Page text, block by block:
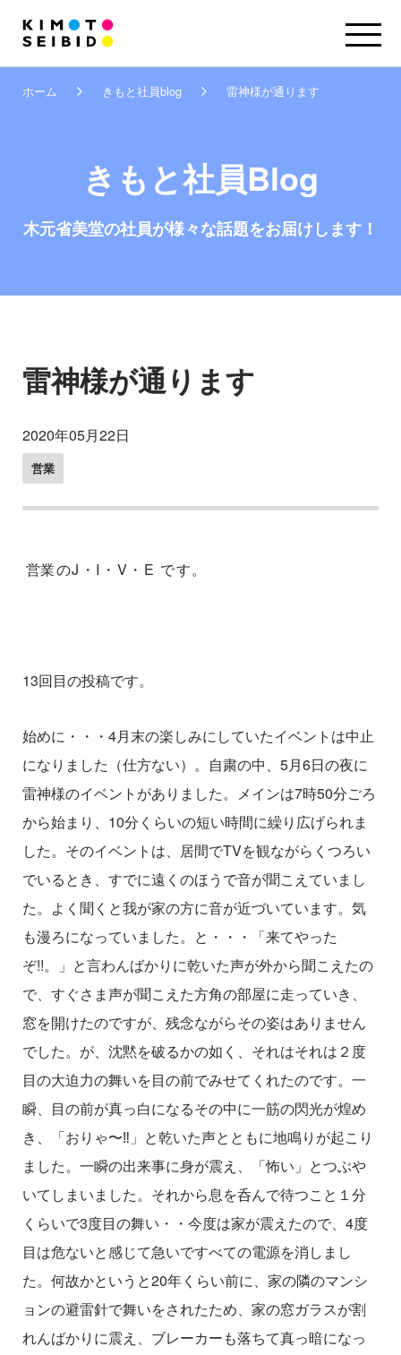
ホーム きもと社員blog 雷神様が通ります
きもと社員Blog
木元省美堂の社員が様々な話題をお届けします！
雷神様が通ります
2020年05月22日
営業
営業のJ ・ I ・ V ・ E です。
13回目の投稿です。
始めに・・・ 4月末の楽しみにしていたイベントは中止
になりました（仕方ない）。自粛の中、 5月6日の夜に
雷神様のイベントがありました。メインは7時50分ごろ
から始まり、 10分くらいの短い時間に繰り広げられま
した。そのイベントは、居間でTVを観ながらくつろい
でいるとき、すでに遠くのほうで音が聞こえていまし
た。よく聞くと我が家の方に音が近づいています。気
も漫ろになっていました。と・・・「来てやった
ぞ!!。」と言わんばかりに乾いた声が外から聞こえたの
で、すぐさま声が聞こえた方角の部屋に走っていき、
窓を開けたのですが、残念ながらその姿はありません
でした。が、沈黙を破るかの如く、それはそれは２度
目の大迫力の舞いを目の前でみせてくれたのです。一
瞬、目の前が真っ白になるその中に一筋の閃光が煌め
き、「おりゃ〜‼」と乾いた声とともに地鳴りが起こり
ました。一瞬の出来事に身が震え、「怖い」とつぶや
いてしまいました。それから息を呑んで待つこと１分
くらいで3度目の舞い・・今度は家が震えたので、 4度
目は危ないと感じて急いですべての電源を消しまし
た。何故かというと20年くらい前に、家の隣のマンシ
ョンの避雷針で舞いをされたため、家の窓ガラスが割
れんばかりに震え、ブレーカーも落ちて真っ暗になっ